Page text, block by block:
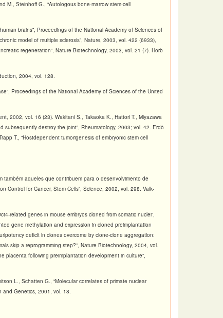
M., Steinhoff G., “Autologous bone-marrow stem-cell
brains”, Proceedings of the National Academy of Sciences of
model of multiple sclerosis”, Nature, 2003, vol. 422 (6933),
regeneration”, Nature Biotechnology, 2003, vol. 21 (7). Horb
2004, vol. 128.
Proceedings of the National Academy of Sciences of the United
2002, vol. 16 (23). Wakitani S., Takaoka K., Hattori T., Miyazawa
subsequently destroy the joint”, Rheumatology, 2003; vol. 42. Erdö
T., “Hostdependent tumorigenesis of embryonic stem cell
aqueles que contribuem para o desenvolvimento de
Control for Cancer, Stem Cells”, Science, 2002, vol. 298. Valk-
related genes in mouse embryos cloned from somatic nuclei”,
gene methylation and expression in cloned preimplantation
deficit in clones overcome by clone-clone aggregation:
skip a reprogramming step?”, Nature Biotechnology, 2004, vol.
placenta following preimplantation development in culture”,
L., Schatten G., “Molecular correlates of primate nuclear
and Genetics, 2001, vol. 18.